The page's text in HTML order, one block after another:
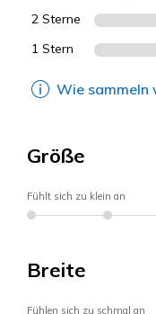
2 Sterne
1 Stern
Wie sammeln
Größe
Fühlt sich zu klein an
Breite
Fühlen sich zu schmal an